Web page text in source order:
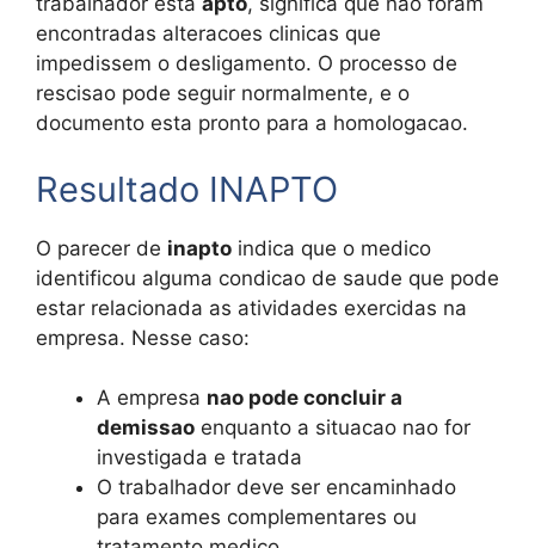
encontradas alteracoes clinicas que
impedissem o desligamento. O processo de
rescisao pode seguir normalmente, e o
documento esta pronto para a homologacao.
Resultado INAPTO
O parecer de inapto indica que o medico
identificou alguma condicao de saude que pode
estar relacionada as atividades exercidas na
empresa. Nesse caso:
A empresa nao pode concluir a
demissao enquanto a situacao nao for
investigada e tratada
O trabalhador deve ser encaminhado
para exames complementares ou